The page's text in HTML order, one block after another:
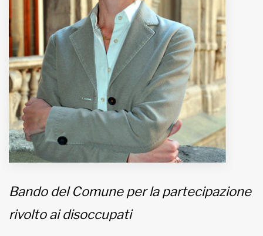
Fondato e diretto da Enzo De
EDB edizioni - Via Brivio angolo C.
Imbonati, 89 20159 Milano (Italia)
Informativa sulla privacy
Bando del Comune per la partecipazione
rivolto ai disoccupati